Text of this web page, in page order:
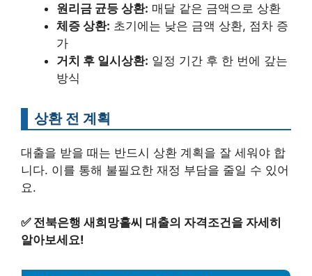
원리금 균등 상환: 매달 같은 금액으로 상환
체증 상환: 초기에는 낮은 금액 상환, 점차 증
가
거치 후 일시상환: 일정 기간 후 한 번에 갚는
방식
상환 전 계획
대출을 받을 때는 반드시 상환 계획을 잘 세워야 합
니다. 이를 통해 불필요한 재정 부담을 줄일 수 있어
요.
✅ 전북은행 새희망홀씨 대출의 자격조건을 자세히
알아보세요!